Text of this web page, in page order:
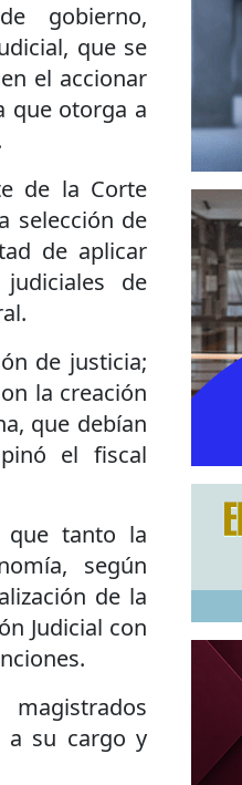
gobierno,
que se
el accionar
que otorga a
de la Corte
selección de
de aplicar
de
de justicia;
la creación
que debían
el fiscal
que tanto la
según
de la
Judicial con
a su cargo y